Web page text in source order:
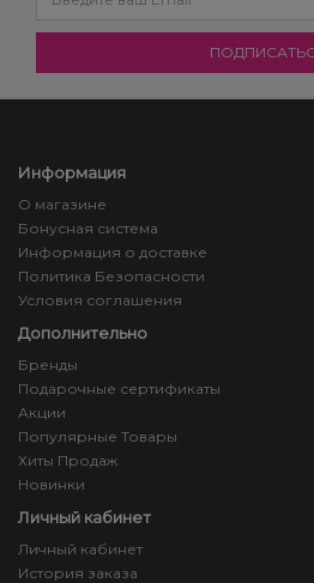
Информация
О магазине
Бонусная система
Информация о доставке
Политика Безопасности
Условия соглашения
Дополнительно
Бренды
Подарочные сертификаты
Акции
Популярные Товары
Хиты Продаж
Новинки
Личный кабинет
Личный кабинет
История заказа